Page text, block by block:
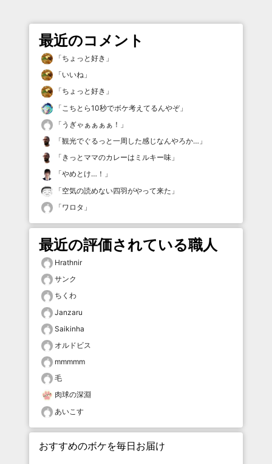
最近のコメント
「ちょっと好き 」
「いいね 」
「ちょっと好き 」
「 こちとら10秒でボケ考えてるんやぞ」
「 うぎゃぁぁぁぁ！ 」
「観光でぐるっと一周した感じなんやろか… 」
「 きっとママのカレーはミルキー味 」
「やめとけ…！ 」
「空気の読めない四羽がやって来た 」
「ワロタ 」
最近の評価されている職人
Hrathnir
サンク
ちくわ
Janzaru
Saikinha
オルドビス
mmmmm
毛
肉球の深淵
あいこす
おすすめのボケを毎日お届け